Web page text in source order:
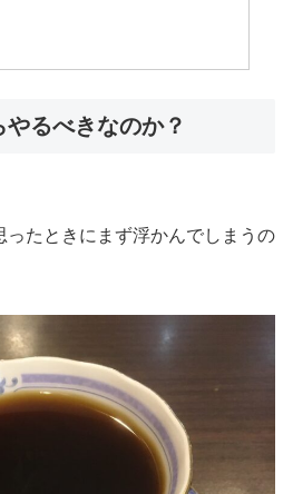
るべきなのか？
ったときにまず浮かんでしまうの